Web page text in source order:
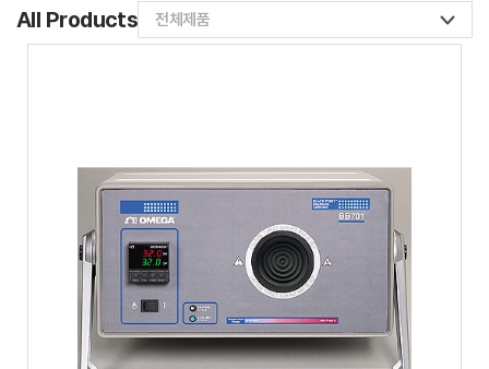
All Products 전체제품